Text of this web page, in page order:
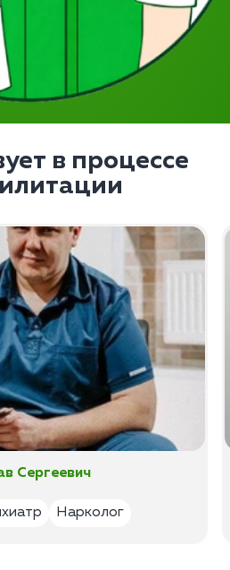
в процессе
Сергеевич
Нарколог